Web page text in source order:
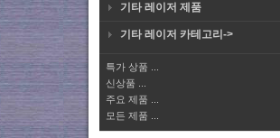
기타 레이저 제품
기타 레이저 카테고리->
특가 상품 ...
신상품 ...
주요 제품 ...
모든 제품 ...